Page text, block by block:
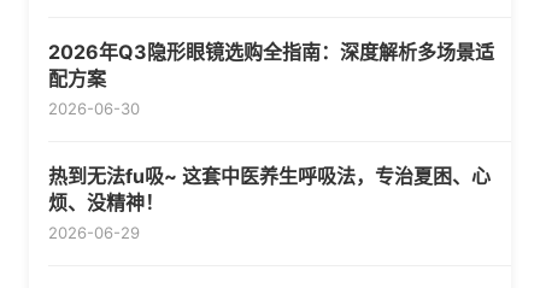
2026年Q3隐形眼镜选购全指南：深度解析多场景适
配方案
2026-06-30
热到无法fu吸~ 这套中医养生呼吸法，专治夏困、心
烦、没精神！
2026-06-29